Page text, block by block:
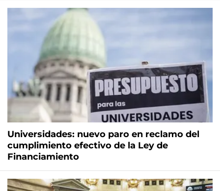
Universidades: nuevo paro en reclamo del
cumplimiento efectivo de la Ley de
Financiamiento